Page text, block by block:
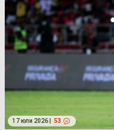
17 юли 2026 | 53